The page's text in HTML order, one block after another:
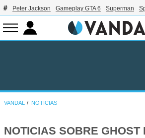
Peter Jackson Gameplay GTA 6 Superman
VANDAL NOTICIAS
NOTICIAS SOBRE GHOST